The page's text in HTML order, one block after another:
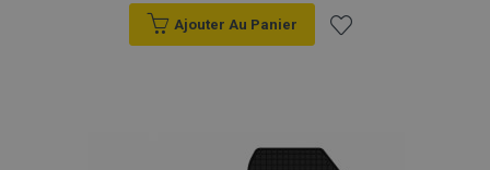
Ajouter Au Panier
liste